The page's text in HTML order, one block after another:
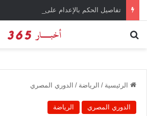
الرئيسية / الرياضة / الدوري المصري
الدوري المصري الرياضة